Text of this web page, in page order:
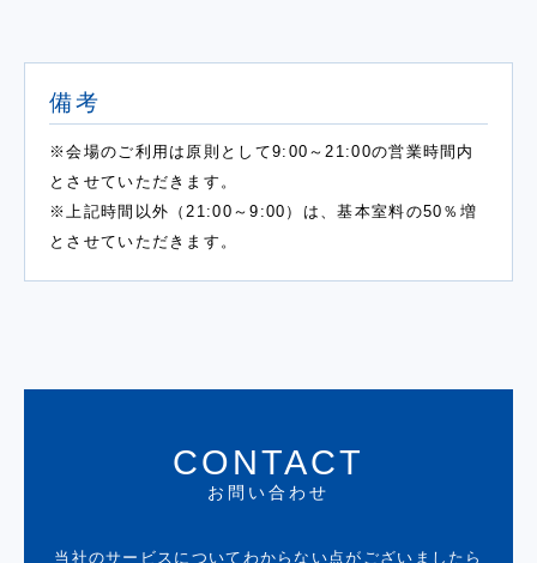
備考
※会場のご利用は原則として9:00～21:00の営業時間内
とさせていただきます。
※上記時間以外（21:00～9:00）は、基本室料の50％増
とさせていただきます。
CONTACT
お問い合わせ
当社のサービスについてわからない点がございましたら